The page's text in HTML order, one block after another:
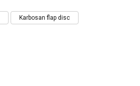
Karbosan flap disc